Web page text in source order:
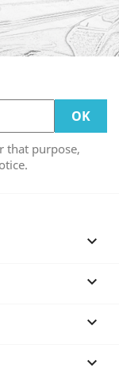
that purpose,



